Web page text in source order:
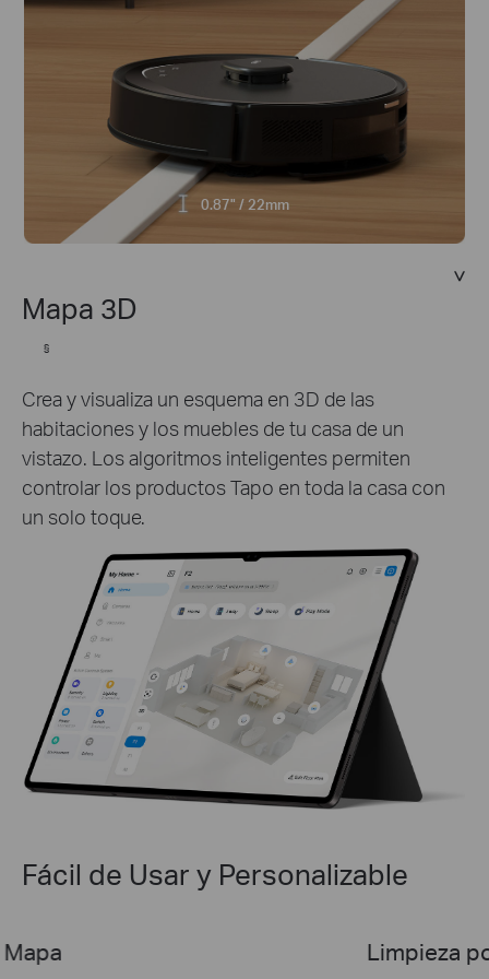
0.87" / 22mm
Mapa 3D
§
Crea y visualiza un esquema en 3D de las
habitaciones y los muebles de tu casa de un
vistazo. Los algoritmos inteligentes permiten
controlar los productos Tapo en toda la casa con
un solo toque.
Fácil de Usar y Personalizable
por Zonas/Habitaciones